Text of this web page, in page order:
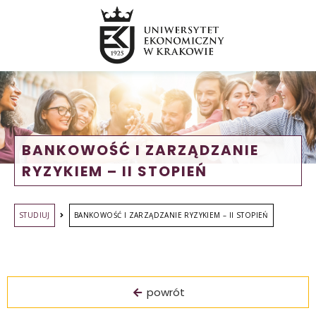
BANKOWOŚĆ I ZARZĄDZANIE
RYZYKIEM – II STOPIEŃ
STUDIUJ BANKOWOŚĆ I ZARZĄDZANIE RYZYKIEM – II STOPIEŃ
powrót